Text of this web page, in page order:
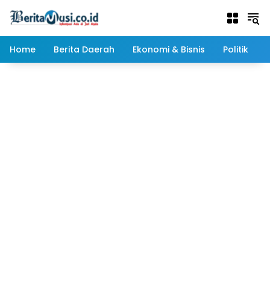
Home
Berita Daerah Ekonomi & Bisnis Politik